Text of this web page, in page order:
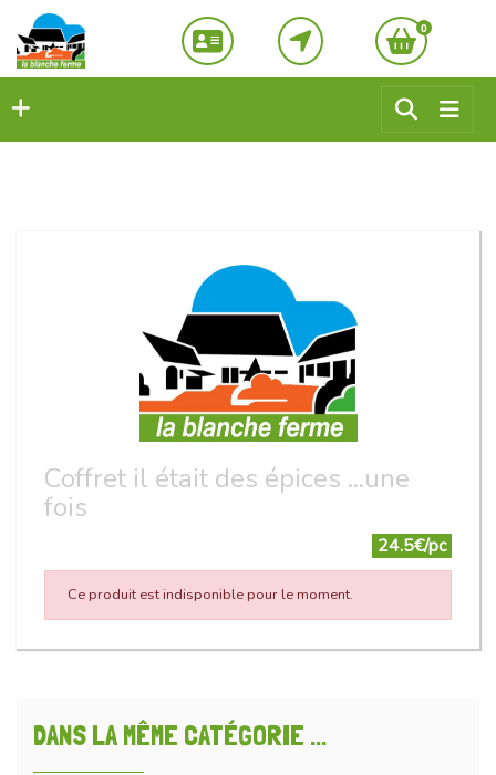
0
Coffret il était des épices ...une
fois
24.5€/pc
Ce produit est indisponible pour le moment.
DANS LA MÊME CATÉGORIE ...